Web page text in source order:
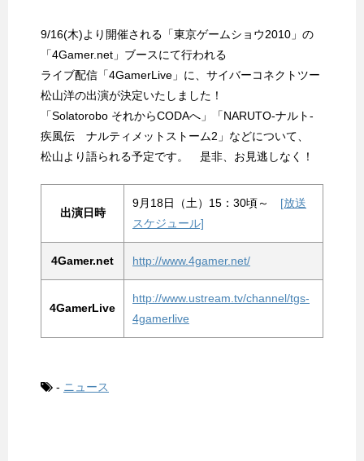
9/16(木)より開催される「東京ゲームショウ2010」の
「4Gamer.net」ブースにて行われる
ライブ配信「4GamerLive」に、サイバーコネクトツー
松山洋の出演が決定いたしました！
「Solatorobo それからCODAへ」「NARUTO-ナルト-
疾風伝 ナルティメットストーム2」などについて、
松山より語られる予定です。 是非、お見逃しなく！
出演日時
9月18日（土）15：30頃～ [放送
スケジュール]
4Gamer.net http://www.4gamer.net/
4GamerLive
http://www.ustream.tv/channel/tgs-
4gamerlive
- ニュース